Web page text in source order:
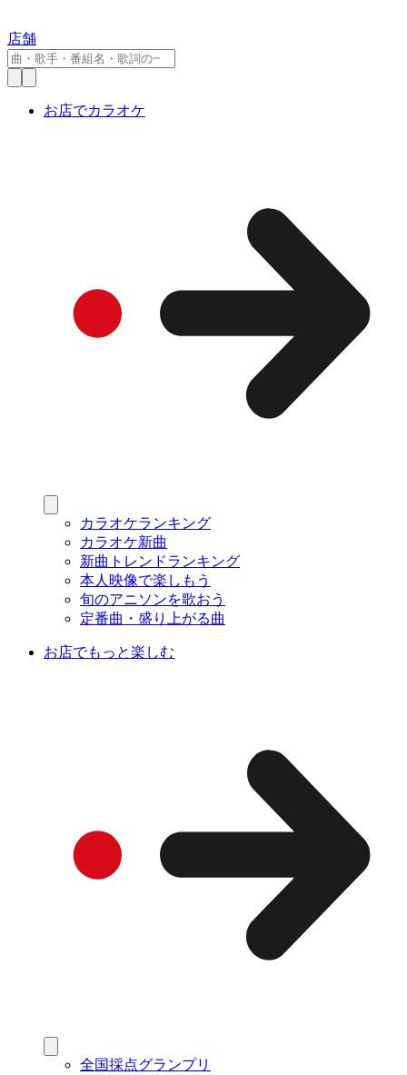
店舗
お店でカラオケ
カラオケランキング
カラオケ新曲
新曲トレンドランキング
本人映像で楽しもう
旬のアニソンを歌おう
定番曲・盛り上がる曲
お店でもっと楽しむ
全国採点グランプリ